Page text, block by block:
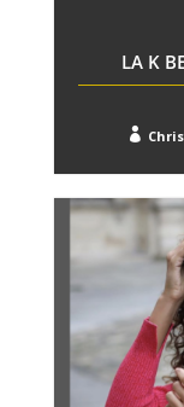
LA K
